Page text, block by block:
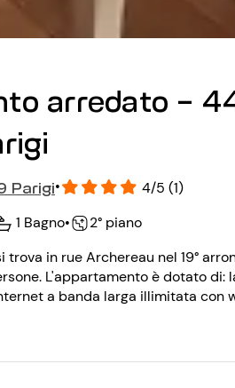
arredato -
Parigi•
4/5 (1)
1 Bagno•
2° piano
in rue Archereau nel 19°
L'appartamento è dotato di:
a banda larga illimitata con